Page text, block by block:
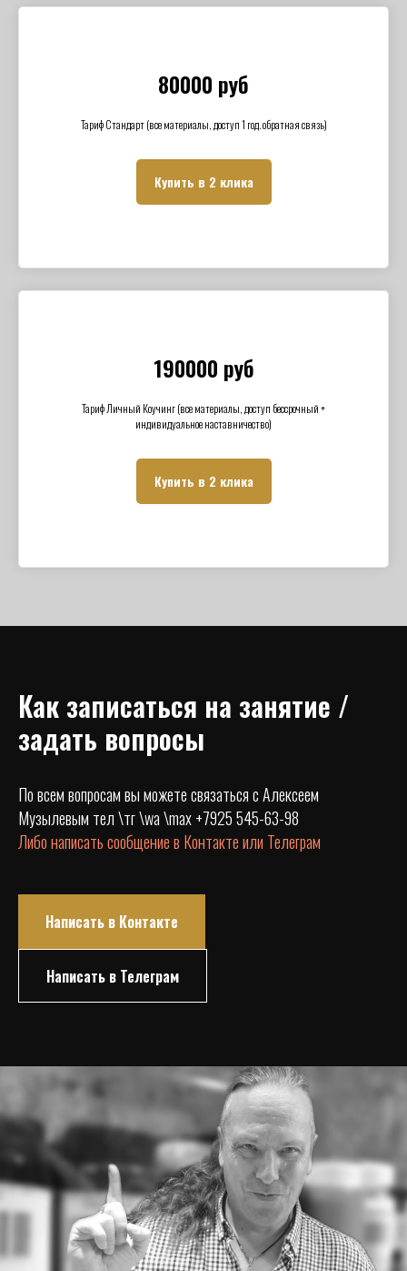
80000 руб
Тариф Стандарт (все материалы, доступ 1 год. обратная связь)
Купить в 2 клика
190000 руб
Тариф Личный Коучинг (все материалы, доступ бессрочный +
индивидуальное наставничество)
Купить в 2 клика
Как записаться на занятие /
задать вопросы
По всем вопросам вы можете связаться с Алексеем
Музылевым тел \тг \wa \max +7925 545-63-98
Либо написать сообщение в Контакте или Телеграм
Написать в Контакте
Написать в Телеграм